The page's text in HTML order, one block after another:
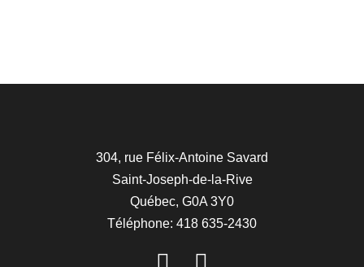
304, rue Félix-Antoine Savard
Saint-Joseph-de-la-Rive
Québec, G0A 3Y0
Téléphone: 418 635-2430